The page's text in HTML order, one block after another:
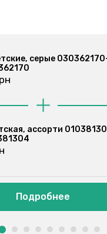
Брюки детские,
Арт: 030362170
Блуза детская,
Арт: 010381304